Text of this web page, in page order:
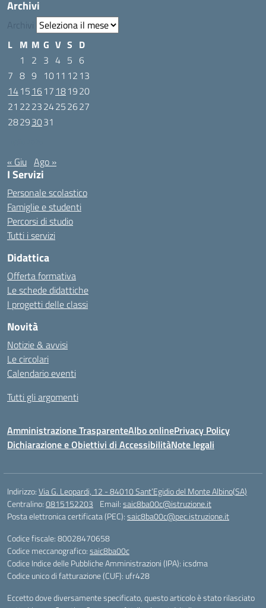
Archivi
Archivi
L M M G V S D
1
2 3 4 5 6
7 8 9 1011 12 13
1415 1617 181920
21 222324252627
28293031
« Giu Ago »
I Servizi
Personale scolastico
Famiglie e studenti
Percorsi di studio
Tutti i servizi
Didattica
Offerta formativa
Le schede didattiche
I progetti delle classi
Novità
Notizie & avvisi
Le circolari
Calendario eventi
Tutti gli argomenti
Amministrazione TrasparenteAlbo onlinePrivacy Policy
Dichiarazione e Obiettivi di AccessibilitàNote legali
Indirizzo:Via G. Leopardi, 12 - 84010 Sant’Egidio del Monte Albino(SA)
Centralino:0815152203 Email:saic8ba00c@istruzione.it
Posta elettronica certificata (PEC):saic8ba00c@pec.istruzione.it
Codice fiscale: 80028470658
Codice meccanografico:saic8ba00c
Codice Indice delle Pubbliche Amministrazioni (IPA): icsdma
Codice unico di fatturazione (CUF): ufr428
Eccetto dove diversamente specificato, questo articolo è stato rilasciato